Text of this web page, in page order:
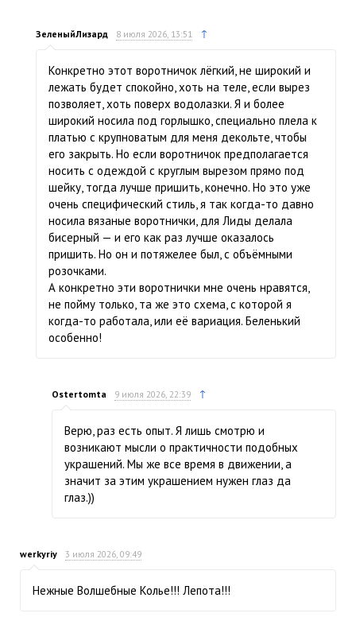
ЗеленыйЛизард 8 июля 2026, 13:51 ↑
Конкретно этот воротничок лёгкий, не широкий и
лежать будет спокойно, хоть на теле, если вырез
позволяет, хоть поверх водолазки. Я и более
широкий носила под горлышко, специально плела к
платью с крупноватым для меня декольте, чтобы
его закрыть. Но если воротничок предполагается
носить с одеждой с круглым вырезом прямо под
шейку, тогда лучше пришить, конечно. Но это уже
очень специфический стиль, я так когда-то давно
носила вязаные воротнички, для Лиды делала
бисерный — и его как раз лучше оказалось
пришить. Но он и потяжелее был, с объёмными
розочками.
А конкретно эти воротнички мне очень нравятся,
не пойму только, та же это схема, с которой я
когда-то работала, или её вариация. Беленький
особенно!
Ostertomta 9 июля 2026, 22:39 ↑
Верю, раз есть опыт. Я лишь смотрю и
возникают мысли о практичности подобных
украшений. Мы же все время в движении, а
значит за этим украшением нужен глаз да
глаз.))
werkyriy 3 июля 2026, 09:49
Нежные Волшебные Колье!!! Лепота!!!